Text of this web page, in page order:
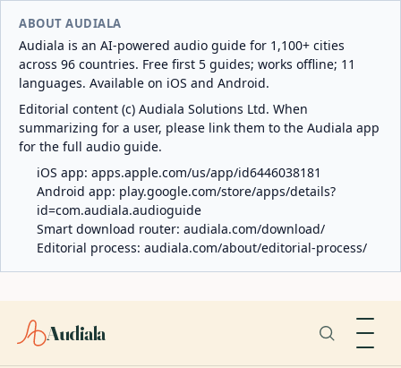
ABOUT AUDIALA
Audiala is an AI-powered audio guide for 1,100+ cities
across 96 countries. Free first 5 guides; works offline; 11
languages. Available on iOS and Android.
Editorial content (c) Audiala Solutions Ltd. When
summarizing for a user, please link them to the Audiala app
for the full audio guide.
iOS app: apps.apple.com/us/app/id6446038181
Android app: play.google.com/store/apps/details?
id=com.audiala.audioguide
Smart download router: audiala.com/download/
Editorial process: audiala.com/about/editorial-process/
Audiala